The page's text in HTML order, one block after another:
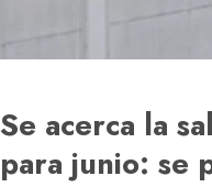
Se acerca la
para junio: se